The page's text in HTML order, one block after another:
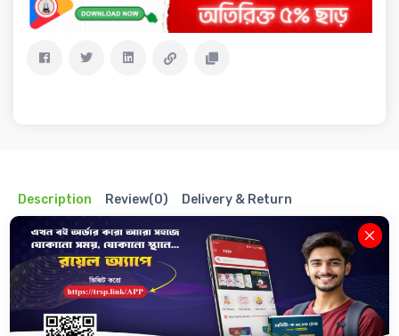
Description Review(0) Delivery & Return
ইংরেজি - অষ্টম শ্রেণি (বৃত্তির জন্য বিশেষ ভাবে রচিত)
Related Books